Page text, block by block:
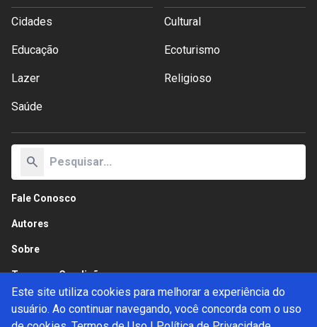
Este site utiliza cookies para melhorar a experiência do
usuário. Ao continuar navegando, você concorda com o uso
Cidades
Educação
Lazer
Saúde
Cultural
Ecoturismo
Religioso
search
Fale Conosco
Autores
Sobre
Termos e Condições